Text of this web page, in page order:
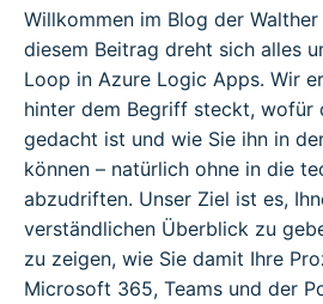
Willkommen im Blog der
diesem Beitrag dreht sich alles
Loop in Azure Logic Apps. Wir
hinter dem Begriff steckt, wofür
gedacht ist und wie Sie ihn in
können – natürlich ohne in die
abzudriften. Unser Ziel ist es,
verständlichen Überblick zu
zu zeigen, wie Sie damit Ihre
Microsoft 365, Teams und der